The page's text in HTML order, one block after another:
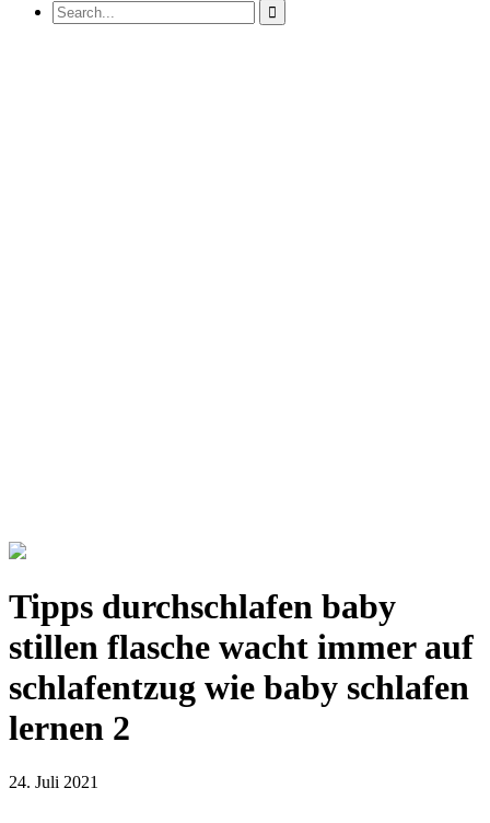
Tipps durchschlafen baby
stillen flasche wacht immer auf
schlafentzug wie baby schlafen
lernen 2
24. Juli 2021